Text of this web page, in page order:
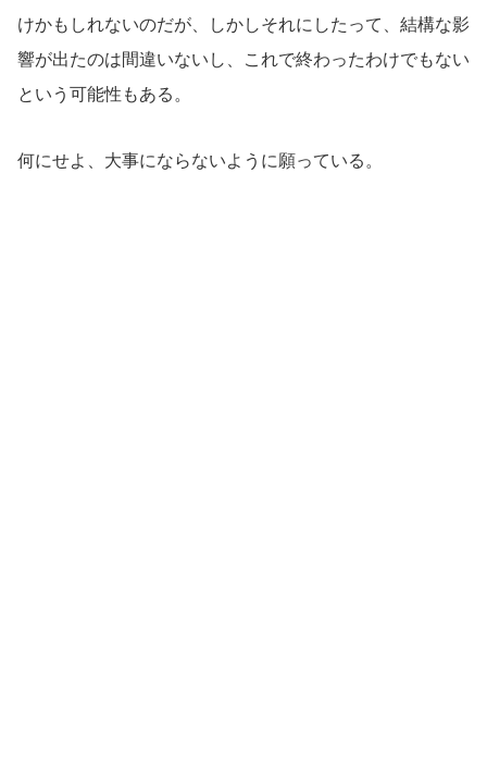
けかもしれないのだが、しかしそれにしたって、結構な影
響が出たのは間違いないし、これで終わったわけでもない
という可能性もある。
何にせよ、大事にならないように願っている。